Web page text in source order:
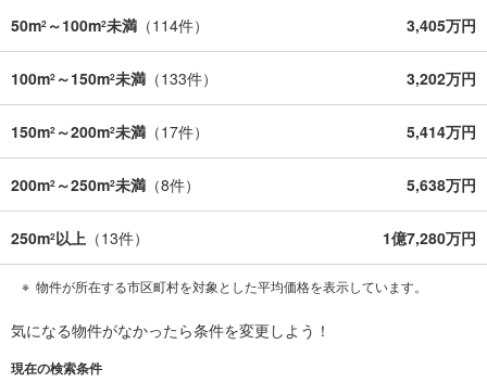
50m2 ～100m2未満 （114件） 3,405万円
100m2 ～150m2未満 （133件） 3,202万円
150m2 ～200m2未満 （17件） 5,414万円
200m2 ～250m2未満 （8件） 5,638万円
250m2以上 （13件） 1億7,280万円
物件が所在する市区町村を対象とした平均価格を表示しています。
気になる物件がなかったら条件を変更しよう！
現在の検索条件